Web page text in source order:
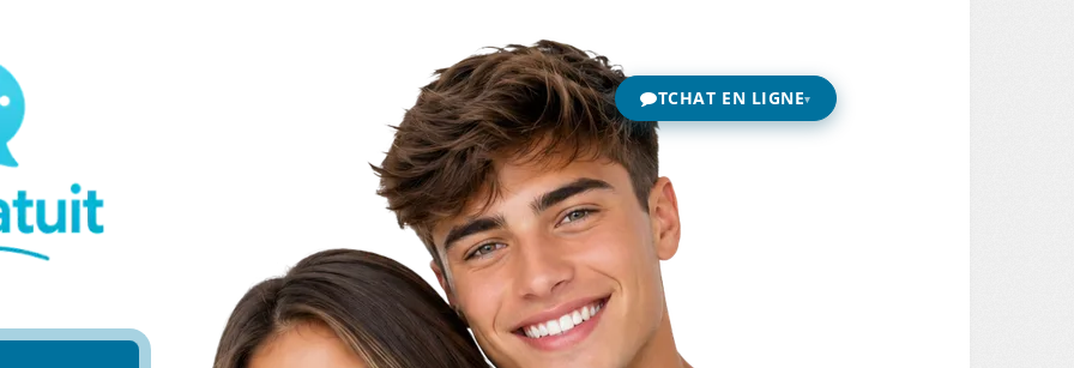
TCHAT EN LIGNE▾